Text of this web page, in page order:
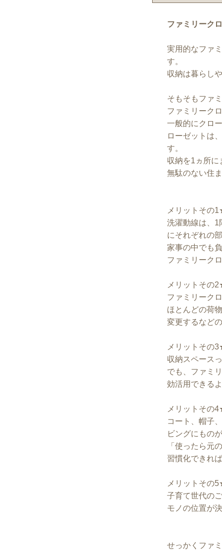
ファミリーク
実用的なファ
す。
収納は暮らし
そもそもファ
ファミリーク
一般的にクロ
ローゼットは
す。
収納を1ヵ所に
無駄のない住
メリットその
洗濯動線は、1
にそれぞれの
家事の中でも
ファミリーク
メリットその
ファミリーク
ほとんどの荷
変更するなど
メリットその
収納スペース
でも、ファミ
効活用できる
メリットその
コート、帽子
ビングにもの
「使ったら元
習慣化できれ
メリットその
子育て世代の
モノの位置が
せっかくファ